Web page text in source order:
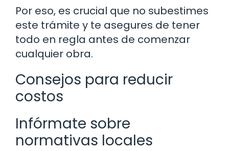
Por eso, es crucial que no subestimes
este trámite y te asegures de tener
todo en regla antes de comenzar
cualquier obra.
Consejos para reducir
costos
Infórmate sobre
normativas locales